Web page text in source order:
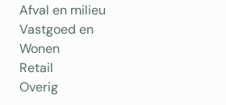
Afval en milieu
Vastgoed en
Wonen
Retail
Overig